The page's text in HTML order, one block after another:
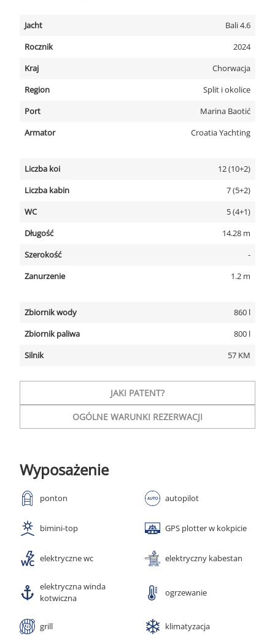
Jacht
Bali 4.6
Rocznik
2024
Kraj
Chorwacja
Region
Split i okolice
Port
Marina Baotić
Armator
Croatia Yachting
Liczba koi
12 (10+2)
Liczba kabin
7 (5+2)
WC
5 (4+1)
Długość
14.28 m
Szerokość
-
Zanurzenie
1.2 m
Zbiornik wody
860 l
Zbiornik paliwa
800 l
Silnik
57 KM
JAKI PATENT?
OGÓLNE WARUNKI REZERWACJI
Wyposażenie
ponton autopilot
bimini-top GPS plotter w kokpicie
elektryczne wc elektryczny kabestan
elektryczna winda
kotwiczna
ogrzewanie
grill klimatyzacja